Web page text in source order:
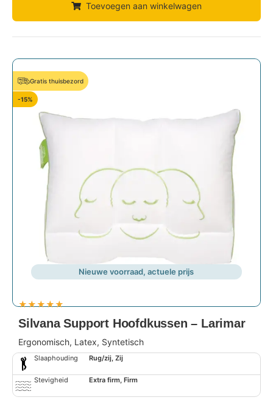
Toevoegen aan winkelwagen
Gratis thuisbezord
-15%
Nieuwe voorraad, actuele prijs
★★★★★
Silvana Support Hoofdkussen – Larimar
Ergonomisch, Latex, Syntetisch
Slaaphouding Rug/zij, Zij
Stevigheid Extra firm, Firm